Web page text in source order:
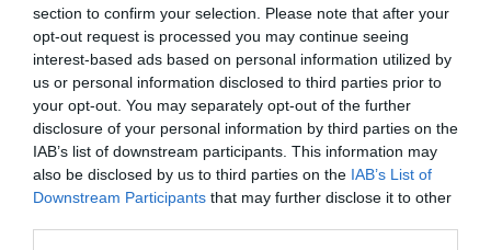
section to confirm your selection. Please note that after your
opt-out request is processed you may continue seeing
interest-based ads based on personal information utilized by
us or personal information disclosed to third parties prior to
your opt-out. You may separately opt-out of the further
disclosure of your personal information by third parties on the
IAB’s list of downstream participants. This information may
also be disclosed by us to third parties on the IAB’s List of
Downstream Participants that may further disclose it to other
inmediatamente después de aprobar la ley, el
Gobierno húngaro prometió someter esta ley a
referéndum entre la población, lo que tuvo lugar el
mismo domingo en que Orbán obtuvo la victoria
electoral.
Los datos arrojados por el referéndum fueron
abrumadores: